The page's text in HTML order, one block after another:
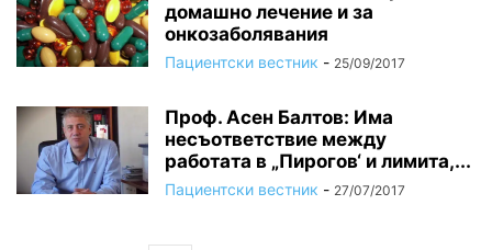
домашно лечение и за
онкозаболявания
Пациентски вестник - 25/09/2017
Проф. Асен Балтов: Има
несъответствие между
работата в „Пирогов‘ и лимита,...
Пациентски вестник - 27/07/2017